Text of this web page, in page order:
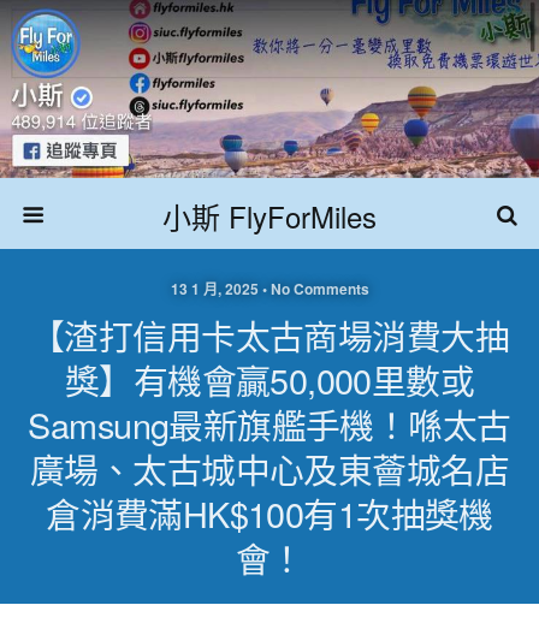
小斯 FlyForMiles
13 1 月, 2025 • No Comments
【渣打信用卡太古商場消費大抽
獎】有機會贏50,000里數或
Samsung最新旗艦手機！喺太古
廣場、太古城中心及東薈城名店
倉消費滿HK$100有1次抽獎機
會！